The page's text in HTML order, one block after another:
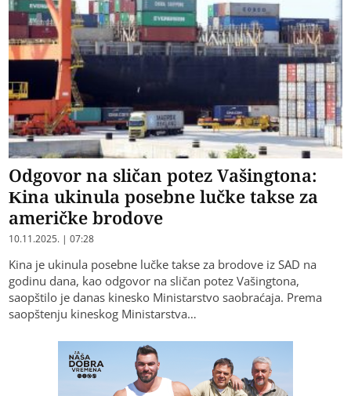
Odgovor na sličan potez Vašingtona:
Kina ukinula posebne lučke takse za
američke brodove
10.11.2025. | 07:28
Kina je ukinula posebne lučke takse za brodove iz SAD na
godinu dana, kao odgovor na sličan potez Vašingtona,
saopštilo je danas kinesko Ministarstvo saobraćaja. Prema
saopštenju kineskog Ministarstva…